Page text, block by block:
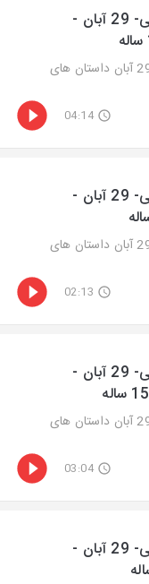
جشنواره- داستان صوتی- 29 آبان -
جشنواره- داستان صوتی- 29 آبان داستان های
04:14
جشنواره- داستان صوتی- 29 آبان -
جشنواره- داستان صوتی- 29 آبان داستان های
02:13
جشنواره- داستان صوتی- 29 آبان -
جشنواره- داستان صوتی- 29 آبان داستان های
03:04
جشنواره- داستان صوتی- 29 آبان -